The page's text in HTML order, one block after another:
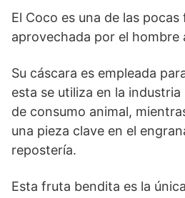
El Coco es una de las
aprovechada por el hombre
Su cáscara es empleada
esta se utiliza en la
de consumo animal,
una pieza clave en el
repostería.
Esta fruta bendita es la